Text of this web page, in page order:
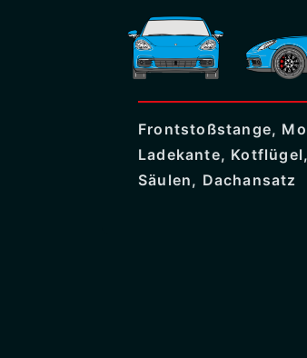
Frontstoßstange,
Ladekante,
Säulen, Dachansatz